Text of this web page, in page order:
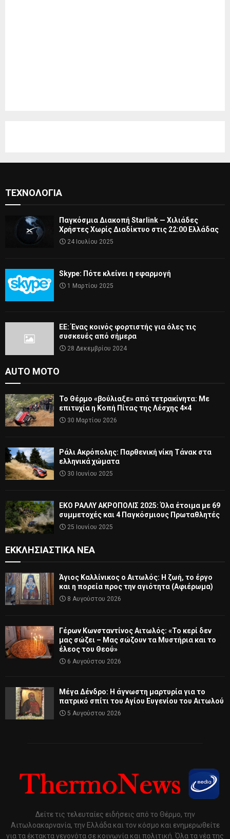
ΤΕΧΝΟΛΟΓΊΑ
Παγκόσμια Διακοπή Starlink — Χιλιάδες
Χρήστες Χωρίς Διαδίκτυο στις 22:00 Ελλάδας
24 Ιουλίου 2025
Skype: Πότε κλείνει η εφαρμογή
1 Μαρτίου 2025
ΕΕ: Ένας κοινός φορτιστής για όλες τις
συσκευές από σήμερα
28 Δεκεμβρίου 2024
AUTO MOTO
Το Θέρμο «βούλιαξε» από τετρακίνητα: Με
επιτυχία η Κοπή Πίτας της Λέσχης 4×4
30 Μαρτίου 2026
Ράλι Ακρόπολης: Παρθενική νίκη Τάνακ στα
ελληνικά χώματα
30 Ιουνίου 2025
ΕΚΟ ΡΑΛΛΥ ΑΚΡΟΠΟΛΙΣ 2025: Όλα έτοιμα με 69
συμμετοχές και 4 Παγκόσμιους Πρωταθλητές
25 Ιουνίου 2025
ΕΚΚΛΗΣΙΑΣΤΙΚΆ ΝΈΑ
Άγιος Καλλίνικος ο Αιτωλός: Η ζωή, το έργο
και η πορεία προς την αγιότητα (Αφιέρωμα)
8 Αυγούστου 2026
Γέρων Κωνσταντίνος Αιτωλός: «Το κερί δεν
μας σώζει – Μας σώζουν τα Μυστήρια και το
έλεος του Θεού»
6 Αυγούστου 2026
Μέγα Δένδρο: Η άγνωστη μαρτυρία για το
πατρικό σπίτι του Αγίου Ευγενίου του Αιτωλού
5 Αυγούστου 2026
Δείτε τις τελευταίες ειδήσεις από το Θέρμο, την
Αιτωλοακαρνανία, την Ελλάδα και τον κόσμο και ενημερωθείτε
για τα έκτακτα γεγονότα σε κοινωνία και πολιτική. Όλα τα νέα της